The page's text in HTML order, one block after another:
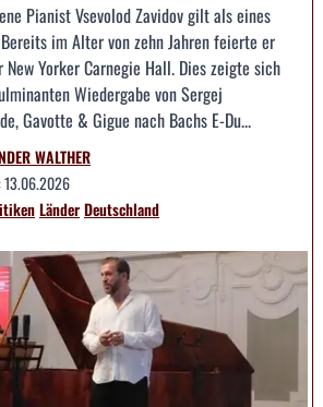
Pianist Vsevolod Zavidov gilt als eines
im Alter von zehn Jahren feierte er
Yorker Carnegie Hall. Dies zeigte sich
Wiedergabe von Sergej
Gavotte & Gigue nach Bachs E-Du...
WALTHER
13.06.2026
LänderDeutschland